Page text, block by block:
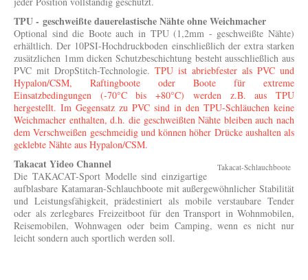
TPU - geschweißte dauerelastische Nähte ohne Weichmacher
Optional sind die Boote auch in TPU (1,2mm - geschweißte Nähte)
erhältlich. Der 10PSI-Hochdruckboden einschließlich der extra starken
zusätzlichen 1mm dicken Schutzbeschichtung besteht ausschließlich aus
PVC mit DropStitch-Technologie. TPU ist abriebfester als PVC und
Hypalon/CSM, Raftingboote oder Boote für extreme
Einsatzbedingungen (-70°C bis +80°C) werden z.B. aus TPU
hergestellt. Im Gegensatz zu PVC sind in den TPU-Schläuchen keine
Weichmacher enthalten, d.h. die geschweißten Nähte bleiben auch nach
dem Verschweißen geschmeidig und können höher Drücke aushalten als
geklebte Nähte aus Hypalon/CSM.
Takacat-Schlauchboote
Takacat Yideo Channel
Die TAKACAT-Sport Modelle sind einzigartige
aufblasbare Katamaran-Schlauchboote mit außergewöhnlicher Stabilität
und Leistungsfähigkeit, prädestiniert als mobile verstaubare Tender
oder als zerlegbares Freizeitboot für den Transport in Wohnmobilen,
Reisemobilen, Wohnwagen oder beim Camping, wenn es nicht nur
leicht sondern auch sportlich werden soll.